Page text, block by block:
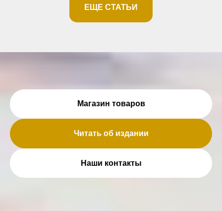
ЕЩЕ СТАТЬИ
Магазин товаров
Читать об издании
Наши контакты